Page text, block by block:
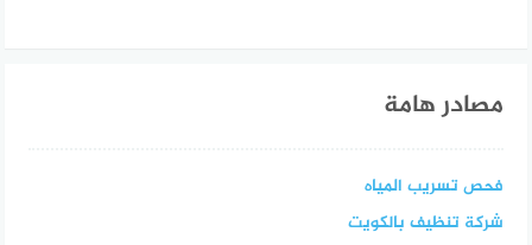
مصادر هامة
فحص تسريب المياه
شركة تنظيف بالكويت